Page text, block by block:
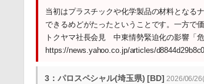
当初はプラスチックや化学製品の材料となる
できるめどがたったということです。一方で
トクヤマ社長会見 中東情勢緊迫化の影響「危
https://news.yahoo.co.jp/articles/
3：パロスペシャル(埼玉県) [BD] 2026/06/